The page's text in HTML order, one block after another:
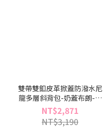
雙帶雙釦皮革掀蓋防潑水尼
龍多層斜背包-奶蓋布朗-鹽
感奶油系列(BX96437-70)
NT$2,871
NT$3,190